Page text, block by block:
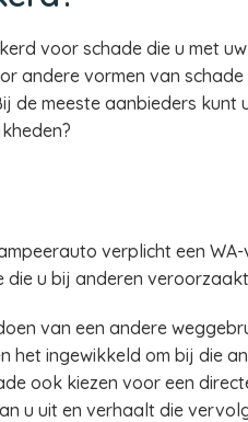
voor schade die u met
andere vormen van
meeste aanbieders kunt
verplicht een
u bij anderen
van een andere
het ingewikkeld om bij die
ook kiezen voor een
u uit en verhaalt die